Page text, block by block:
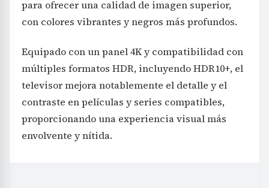
para ofrecer una calidad de imagen superior,
con colores vibrantes y negros más profundos.
Equipado con un panel 4K y compatibilidad con
múltiples formatos HDR, incluyendo HDR10+, el
televisor mejora notablemente el detalle y el
contraste en películas y series compatibles,
proporcionando una experiencia visual más
envolvente y nítida.